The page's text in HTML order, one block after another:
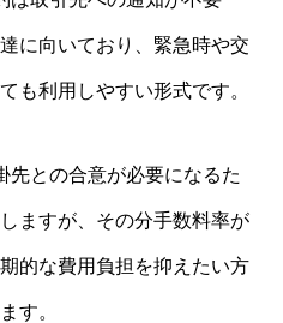
に向いており、緊急時や交
も利用しやすい形式です。
先との合意が必要になるた
ますが、その分手数料率が
的な費用負担を抑えたい方
す。